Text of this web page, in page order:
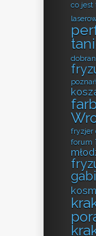
co jest
poznań
fryzjer
forum